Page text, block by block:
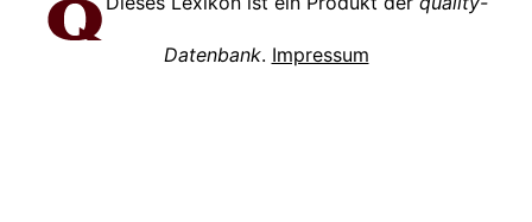
Datenbank. Impressum